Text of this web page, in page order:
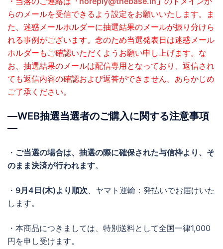
らのメールを受信できるよう設定をお願いいたします。
ま
た、迷惑メールホルダーに抽選結果のメールが振り分けら
れる事例がございます。念のため当選発表日は迷惑メール
ホルダーもご確認いただくようお願い申し上げます。 な
お、抽選結果のメールは配信専用となっており、返信され
ても返信内容の確認および返答ができません。あらかじめ
ご了承ください。
―WEB抽選当選者のご購入に関する注意事項
―
・ ご当選の場合は、抽選の際に確保された与信枠より、そ
のまま決済が行われます。
・ 9月4日(木)より順次、ヤマト運輸：発払いでお届けいた
します。
・本商品につきましては、特別送料として全国一律1,000
円を申し受けます。